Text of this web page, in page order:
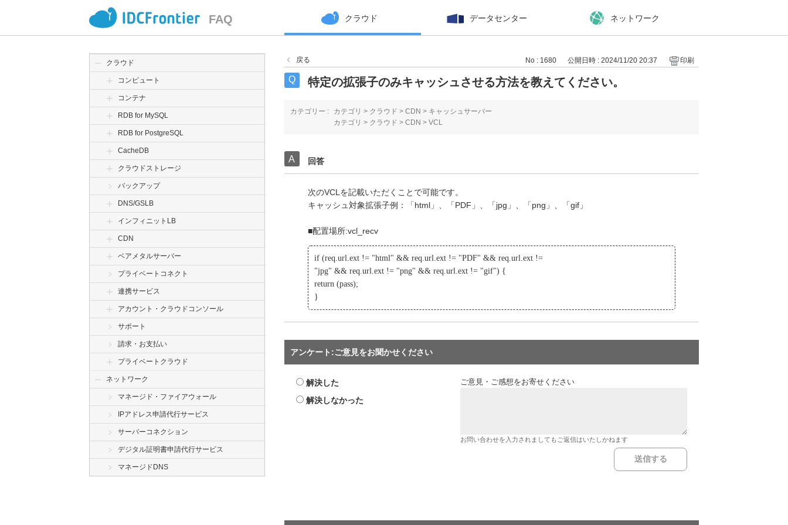
FAQ クラウド データセンター ネットワーク
クラウド
コンピュート
コンテナ
RDB for MySQL
RDB for PostgreSQL
CacheDB
クラウドストレージ
バックアップ
DNS/GSLB
インフィニットLB
CDN
ベアメタルサーバー
プライベートコネクト
連携サービス
アカウント・クラウドコンソール
サポート
請求・お支払い
プライベートクラウド
ネットワーク
マネージド・ファイアウォール
IPアドレス申請代行サービス
サーバーコネクション
デジタル証明書申請代行サービス
マネージドDNS
戻る No : 1680 公開日時 : 2024/11/20 20:37 印刷
特定の拡張子のみキャッシュさせる方法を教えてください。
カテゴリー : カテゴリ > クラウド > CDN > キャッシュサーバー
カテゴリ > クラウド > CDN > VCL
回答
次のVCLを記載いただくことで可能です。
キャッシュ対象拡張子例：「html」、「PDF」、「jpg」、「png」、「gif」
■配置場所:vcl_recv
if (req.url.ext != "html" && req.url.ext != "PDF" && req.url.ext !=
"jpg" && req.url.ext != "png" && req.url.ext != "gif") {
return (pass);
}
アンケート:ご意見をお聞かせください
解決した
解決しなかった
ご意見・ご感想をお寄せください
お問い合わせを入力されましてもご返信はいたしかねます